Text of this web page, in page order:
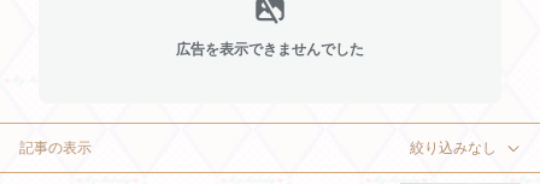
広告を表示できませんでした
記事の表示 絞り込みなし